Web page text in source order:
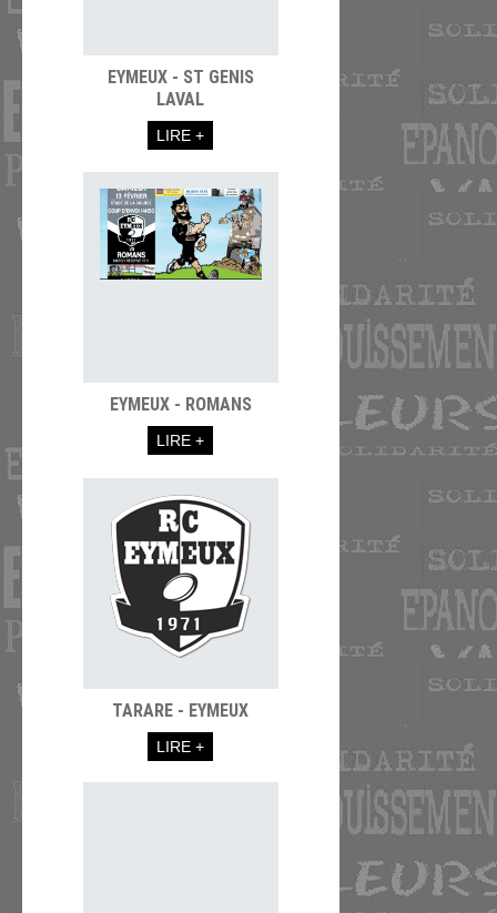
EYMEUX - ST GENIS
LAVAL
LIRE +
EYMEUX - ROMANS
LIRE +
TARARE - EYMEUX
LIRE +